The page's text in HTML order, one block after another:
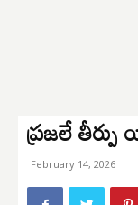
ప్రజలే
February 14, 2026